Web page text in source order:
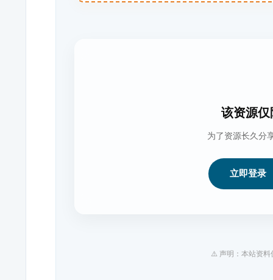
该资源
为了资源长久分
立即登录
⚠️ 声明：本站资料